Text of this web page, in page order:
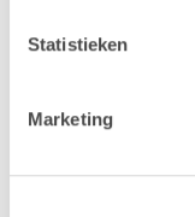
Statistieken
Marketing